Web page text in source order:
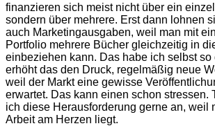
finanzieren sich meist nicht über ein
sondern über mehrere. Erst dann lohnen
auch Marketingausgaben, weil man mit
Portfolio mehrere Bücher gleichzeitig in
einbeziehen kann. Das habe ich selbst so
erhöht das den Druck, regelmäßig neue
weil der Markt eine gewisse
erwartet. Das kann einen schon stressen.
ich diese Herausforderung gerne an, weil
Arbeit am Herzen liegt.